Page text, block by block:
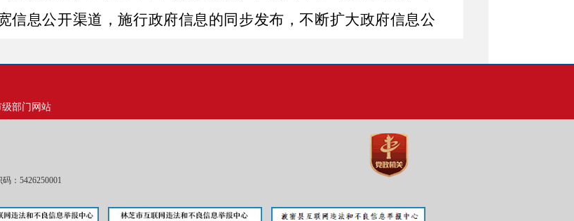
信息公开渠道，施行政府信息的同步发布，不断扩大政府信息公
主动公开政府信息情况
现行有效件数
级部门网站
：5426250001